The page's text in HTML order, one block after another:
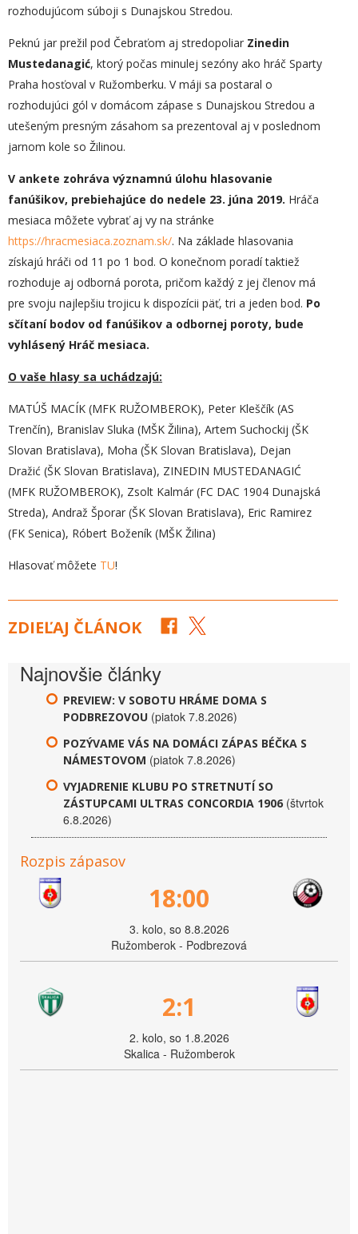
rozhodujúcom súboji s Dunajskou Stredou.
Peknú jar prežil pod Čebraťom aj stredopoliar Zinedin
Mustedanagić, ktorý počas minulej sezóny ako hráč Sparty
Praha hosťoval v Ružomberku. V máji sa postaral o
rozhodujúci gól v domácom zápase s Dunajskou Stredou a
utešeným presným zásahom sa prezentoval aj v poslednom
jarnom kole so Žilinou.
V ankete zohráva významnú úlohu hlasovanie
fanúšikov, prebiehajúce do nedele 23. júna 2019. Hráča
mesiaca môžete vybrať aj vy na stránke
https://hracmesiaca.zoznam.sk/. Na základe hlasovania
získajú hráči od 11 po 1 bod. O konečnom poradí taktiež
rozhoduje aj odborná porota, pričom každý z jej členov má
pre svoju najlepšiu trojicu k dispozícii päť, tri a jeden bod. Po
sčítaní bodov od fanúšikov a odbornej poroty, bude
vyhlásený Hráč mesiaca.
O vaše hlasy sa uchádzajú:
MATÚŠ MACÍK (MFK RUŽOMBEROK), Peter Kleščík (AS
Trenčín), Branislav Sluka (MŠK Žilina), Artem Suchockij (ŠK
Slovan Bratislava), Moha (ŠK Slovan Bratislava), Dejan
Dražić (ŠK Slovan Bratislava), ZINEDIN MUSTEDANAGIĆ
(MFK RUŽOMBEROK), Zsolt Kalmár (FC DAC 1904 Dunajská
Streda), Andraž Šporar (ŠK Slovan Bratislava), Eric Ramirez
(FK Senica), Róbert Boženík (MŠK Žilina)
Hlasovať môžete TU!
ZDIEĽAJ ČLÁNOK
Najnovšie články
PREVIEW: V SOBOTU HRÁME DOMA S
PODBREZOVOU (piatok 7.8.2026)
POZÝVAME VÁS NA DOMÁCI ZÁPAS BÉČKA S
NÁMESTOVOM (piatok 7.8.2026)
VYJADRENIE KLUBU PO STRETNUTÍ SO
ZÁSTUPCAMI ULTRAS CONCORDIA 1906 (štvrtok
6.8.2026)
Rozpis zápasov
18:00
3. kolo, so 8.8.2026
Ružomberok - Podbrezová
2:1
2. kolo, so 1.8.2026
Skalica - Ružomberok